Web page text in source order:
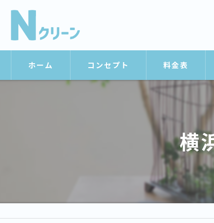
ホーム コンセプト 料金表
横